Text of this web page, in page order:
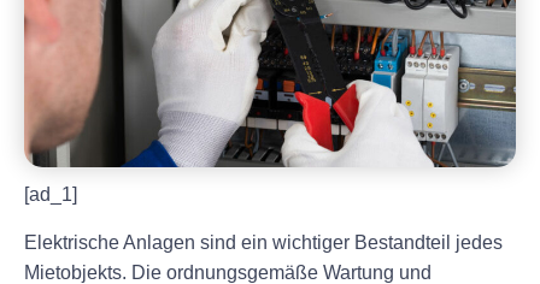
[ad_1]
Elektrische Anlagen sind ein wichtiger Bestandteil jedes
Mietobjekts. Die ordnungsgemäße Wartung und